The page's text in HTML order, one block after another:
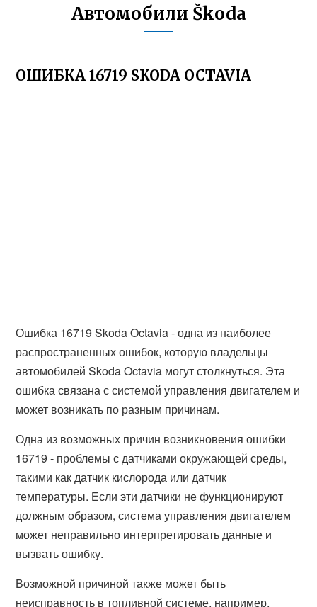
Автомобили Škoda
ОШИБКА 16719 SKODA OCTAVIA
Ошибка 16719 Skoda Octavia - одна из наиболее
распространенных ошибок, которую владельцы
автомобилей Skoda Octavia могут столкнуться. Эта
ошибка связана с системой управления двигателем и
может возникать по разным причинам.
Одна из возможных причин возникновения ошибки
16719 - проблемы с датчиками окружающей среды,
такими как датчик кислорода или датчик
температуры. Если эти датчики не функционируют
должным образом, система управления двигателем
может неправильно интерпретировать данные и
вызвать ошибку.
Возможной причиной также может быть
неисправность в топливной системе, например,